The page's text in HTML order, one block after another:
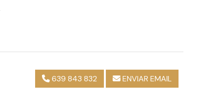
639 843 832 ENVIAR EMAIL